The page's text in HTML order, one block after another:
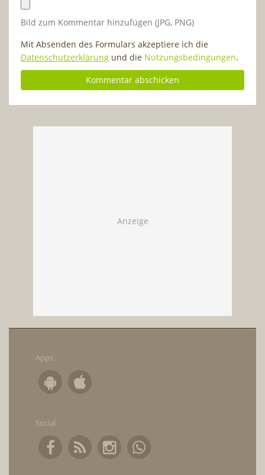
Bild zum Kommentar hinzufügen (JPG, PNG)
Mit Absenden des Formulars akzeptiere ich die
Datenschutzerklärung und die Nutzungsbedingungen.
Apps
Social